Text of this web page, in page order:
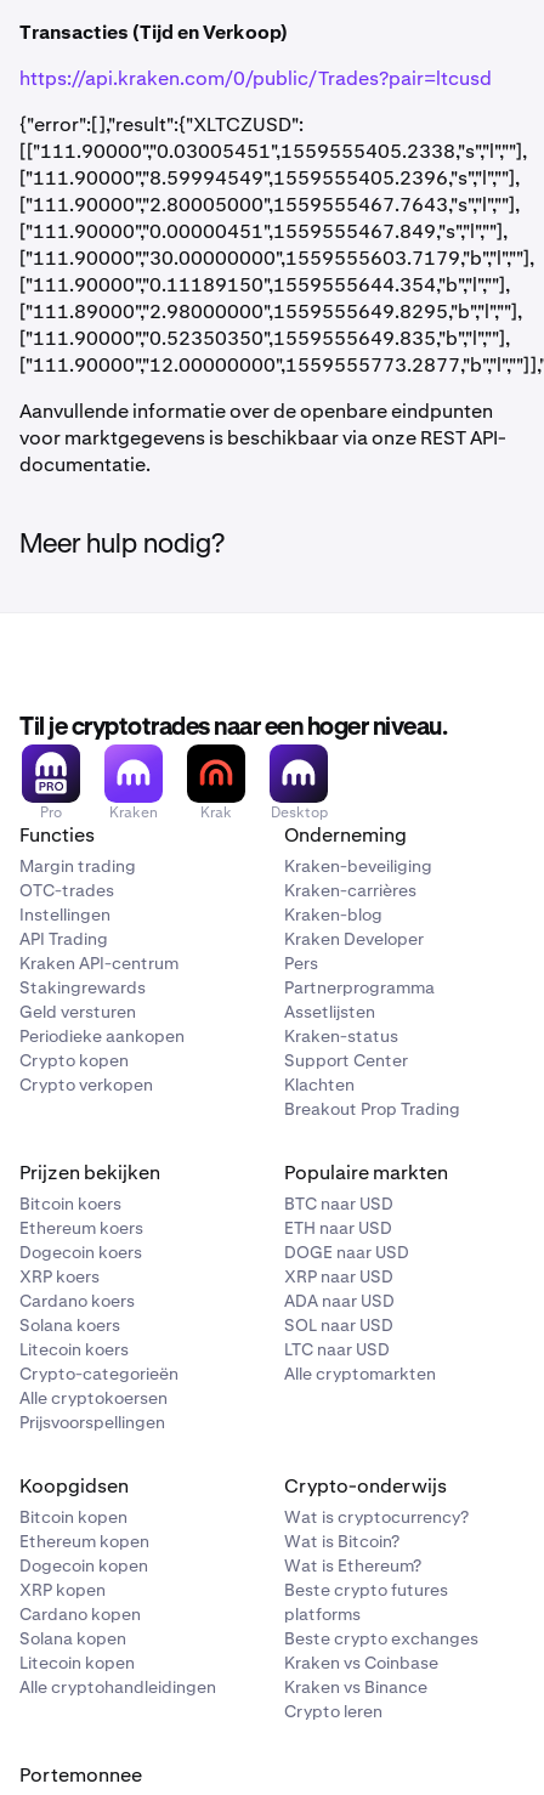
Transacties (Tijd en Verkoop)
https://api.kraken.com/0/public/Trades?pair=ltcusd
{"error":[],"result":{"XLTCZUSD":
[["111.90000","0.03005451",1559555405.2338,"s","l",""],
["111.90000","8.59994549",1559555405.2396,"s","l",""],
["111.90000","2.80005000",1559555467.7643,"s","l",""],
["111.90000","0.00000451",1559555467.849,"s","l",""],
["111.90000","30.00000000",1559555603.7179,"b","l",""],
["111.90000","0.11189150",1559555644.354,"b","l",""],
["111.89000","2.98000000",1559555649.8295,"b","l",""],
["111.90000","0.52350350",1559555649.835,"b","l",""],
Aanvullende informatie over de openbare eindpunten
voor marktgegevens is beschikbaar via onze REST API-
documentatie.
Meer hulp nodig?
Til je cryptotrades naar een hoger niveau.
Pro Kraken Krak Desktop
Functies
Margin trading
OTC-trades
Instellingen
API Trading
Kraken API-centrum
Stakingrewards
Geld versturen
Periodieke aankopen
Crypto kopen
Crypto verkopen
Onderneming
Kraken-beveiliging
Kraken-carrières
Kraken-blog
Kraken Developer
Pers
Partnerprogramma
Assetlijsten
Kraken-status
Support Center
Klachten
Breakout Prop Trading
Prijzen bekijken
Bitcoin koers
Ethereum koers
Dogecoin koers
XRP koers
Cardano koers
Solana koers
Litecoin koers
Crypto-categorieën
Alle cryptokoersen
Prijsvoorspellingen
Populaire markten
BTC naar USD
ETH naar USD
DOGE naar USD
XRP naar USD
ADA naar USD
SOL naar USD
LTC naar USD
Alle cryptomarkten
Koopgidsen
Bitcoin kopen
Ethereum kopen
Dogecoin kopen
XRP kopen
Cardano kopen
Solana kopen
Litecoin kopen
Alle cryptohandleidingen
Crypto-onderwijs
Wat is cryptocurrency?
Wat is Bitcoin?
Wat is Ethereum?
Beste crypto futures
platforms
Beste crypto exchanges
Kraken vs Coinbase
Kraken vs Binance
Crypto leren
Portemonnee